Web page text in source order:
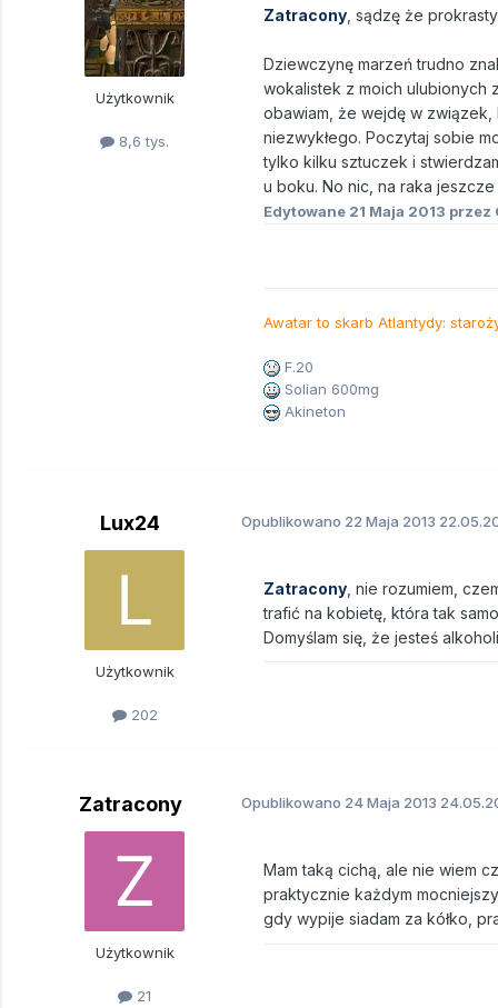
Użytkownik
8,6 tys.
Zatracony , sądzę że
Dziewczynę marzeń trudno
wokalistek z moich ulubionych
obawiam, że wejdę w
niezwykłego. Poczytaj sobie
tylko kilku sztuczek i
u boku. No nic, na raka
Edytowane 21 Maja 2013 przez
Awatar to skarb Atlantydy:
F.20
Solian 600mg
Akineton
Lux24
Użytkownik
202
Opublikowano 22 Maja 2013
Zatracony , nie rozumiem,
trafić na kobietę, która tak
Domyślam się, że jesteś
Zatracony
Użytkownik
21
Opublikowano 24 Maja 2013
Mam taką cichą, ale nie wiem
praktycznie każdym
gdy wypije siadam za kółko,